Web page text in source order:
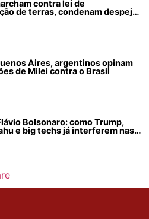
contra lei de
de terras, condenam despejos
Aires, argentinos opinam
de Milei contra o Brasil
Bolsonaro: como Trump,
e big techs já interferem nas